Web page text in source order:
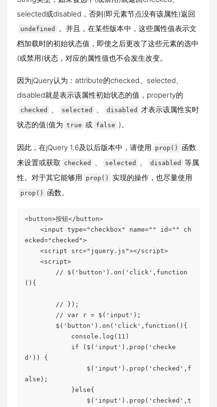
selected或disabled，否则(即元素节点没有该属性)返回
undefined
。并且，在某些版本中，这些属性值表示文
档加载时的初始状态值，即使之后更改了这些元素的选中
(或禁用)状态，对应的属性值也不会发生改变。
因为jQuery认为：attribute的checked、selected、
disabled就是表示该属性初始状态的值，property的
checked 、 selected 、 disabled 才表示该属性实时
状态的值(值为 true 或 false )。
因此，在jQuery 1.6及以后版本中，请使用 prop()
函数
来设置或获取
checked 、 selected 、 disabled 等属
性。对于其它能够用 prop() 实现的操作，也尽量使用
prop() 函数。
<button>按钮</button>
ecked="checked">
(){
d')) {
alse);